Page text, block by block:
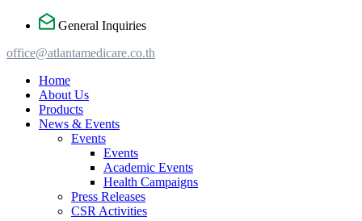
General Inquiries
office@atlantamedicare.co.th
Home
About Us
Products
News & Events
Events
Events
Academic Events
Health Campaigns
Press Releases
CSR Activities